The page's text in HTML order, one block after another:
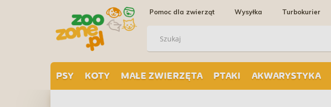
Pomoc dla zwierząt Wysyłka Turbokurier
PSY KOTY MAŁE ZWIERZĘTA PTAKI AKWARYSTYKA